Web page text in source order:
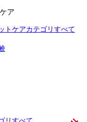
ア
トケアカテゴリすべて